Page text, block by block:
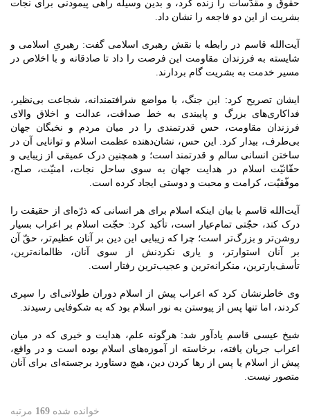
حقوق و مقدّسات را زنده کرد، و بدین وسیله راهی پیمودنی برای نجات
بشریت از این دو فاجعه را نشان داد.
آیت‌الله قاسم در رابطه با نقش رهبری اسلامی گفت: رهبریِ اسلامی و
شایسته به فرزندان مقاومت این فرصت را داد تا صادقانه و با اخلاص در
مسیر خدمت به بشریت گام بردارند.
ایشان تصریح کرد: این جنگ، با مواضع شرافتمندانه، شجاعت بی‌نظیر،
فداکاری‌های بزرگ و پایبندی به خط صداقت، عدالت و اخلاق والای
فرزندان مقاومت، حس قدرتمندی را در میان مردم و نخبگان جهان
بی‌طرف، بیدار کرد. این حس، نشان‌دهنده عظمت اسلام و توانایی آن در
ساختن انسانی سالم و قدرتمند است؛ و همچنین درک عمیقی از زیبایی و
حقّانیّت اسلام در هدایت جهان به سوی ساحل نجات، امنیّت، صلح،
موفّقیّت، کرامت و محبت و دوستی ایجاد کرده است.
آیت‌الله قاسم با بیان اینکه اسلام برای هر انسانی که ذرّه‌ای از حقیقت را
درک کند، حجّتی تمام‌عیار است، تأکید کرد: حجّت اسلام بر اعراب بسیار
روشن‌تر و بزرگ‌تر است؛ چرا که زیبایی این دین بر آنان عظیم‌تر، حقّ آن
بر آنان استوارتر، و یاری نکردنش از سوی آنان، ظالمانه‌ترین،
تأسف‌بارترین، منکرانه‌ترین و عجیب‌ترین رفتار است.
وی خاطرنشان کرد که اعراب پیش از اسلام دوران طولانی‌ای را سپری
کردند، اما تنها پس از پیوستن به نور اسلام بود که به شکوفایی رسیدند.
شیخ عیسی قاسم یادآور شد: هرگونه علم، هدایت و خیری که در میان
اعراب جریان یافته، برخاسته از آموزه‌های اسلام بوده است و در واقع،
پیش از اسلام یا پس از رها کردن دین، هیچ دستاورد برجسته‌ای برای آنان
متصور نیست.
خوانده شده 169 مرتبه